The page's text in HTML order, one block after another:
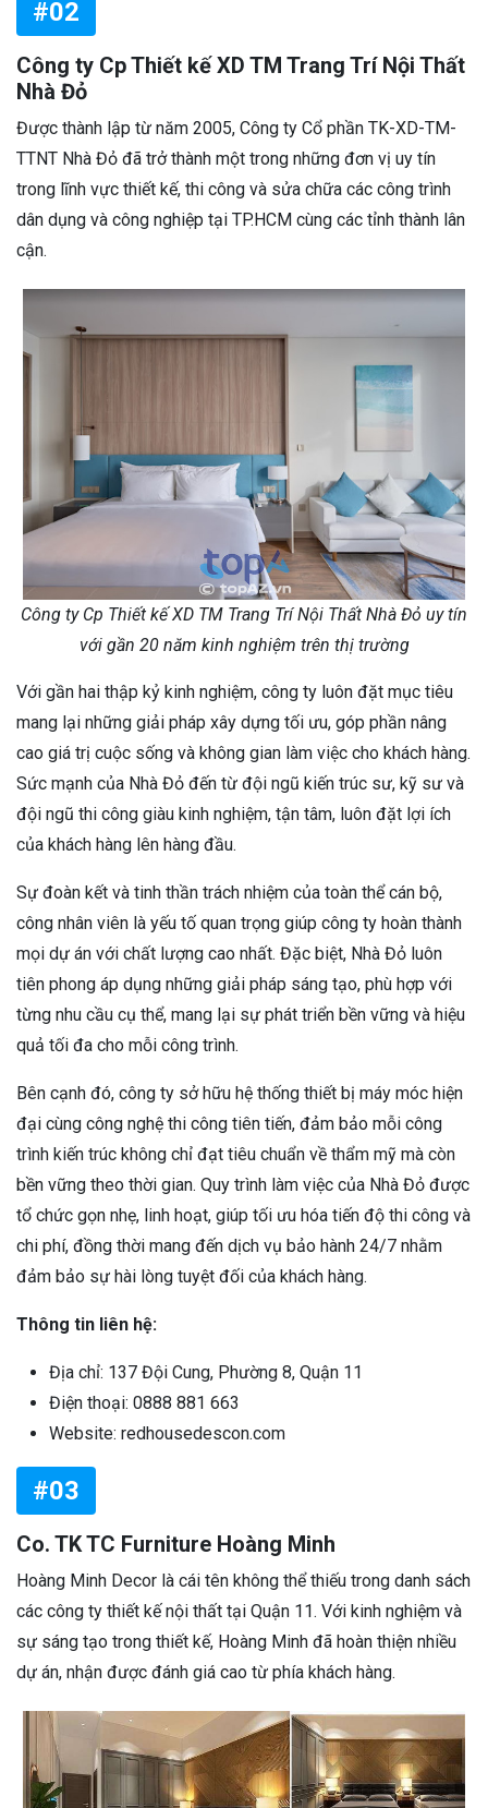
#02
Công ty Cp Thiết kế XD TM Trang Trí Nội Thất
Nhà Đỏ
Được thành lập từ năm 2005, Công ty Cổ phần TK-XD-TM-
TTNT Nhà Đỏ đã trở thành một trong những đơn vị uy tín
trong lĩnh vực thiết kế, thi công và sửa chữa các công trình
dân dụng và công nghiệp tại TP.HCM cùng các tỉnh thành lân
cận.
Công ty Cp Thiết kế XD TM Trang Trí Nội Thất Nhà Đỏ uy tín
với gần 20 năm kinh nghiệm trên thị trường
Với gần hai thập kỷ kinh nghiệm, công ty luôn đặt mục tiêu
mang lại những giải pháp xây dựng tối ưu, góp phần nâng
cao giá trị cuộc sống và không gian làm việc cho khách hàng.
Sức mạnh của Nhà Đỏ đến từ đội ngũ kiến trúc sư, kỹ sư và
đội ngũ thi công giàu kinh nghiệm, tận tâm, luôn đặt lợi ích
của khách hàng lên hàng đầu.
Sự đoàn kết và tinh thần trách nhiệm của toàn thể cán bộ,
công nhân viên là yếu tố quan trọng giúp công ty hoàn thành
mọi dự án với chất lượng cao nhất. Đặc biệt, Nhà Đỏ luôn
tiên phong áp dụng những giải pháp sáng tạo, phù hợp với
từng nhu cầu cụ thể, mang lại sự phát triển bền vững và hiệu
quả tối đa cho mỗi công trình.
Bên cạnh đó, công ty sở hữu hệ thống thiết bị máy móc hiện
đại cùng công nghệ thi công tiên tiến, đảm bảo mỗi công
trình kiến trúc không chỉ đạt tiêu chuẩn về thẩm mỹ mà còn
bền vững theo thời gian. Quy trình làm việc của Nhà Đỏ được
tổ chức gọn nhẹ, linh hoạt, giúp tối ưu hóa tiến độ thi công và
chi phí, đồng thời mang đến dịch vụ bảo hành 24/7 nhằm
đảm bảo sự hài lòng tuyệt đối của khách hàng.
Thông tin liên hệ:
Địa chỉ: 137 Đội Cung, Phường 8, Quận 11
Điện thoại: 0888 881 663
Website: redhousedescon.com
#03
Co. TK TC Furniture Hoàng Minh
Hoàng Minh Decor là cái tên không thể thiếu trong danh sách
các công ty thiết kế nội thất tại Quận 11. Với kinh nghiệm và
sự sáng tạo trong thiết kế, Hoàng Minh đã hoàn thiện nhiều
dự án, nhận được đánh giá cao từ phía khách hàng.